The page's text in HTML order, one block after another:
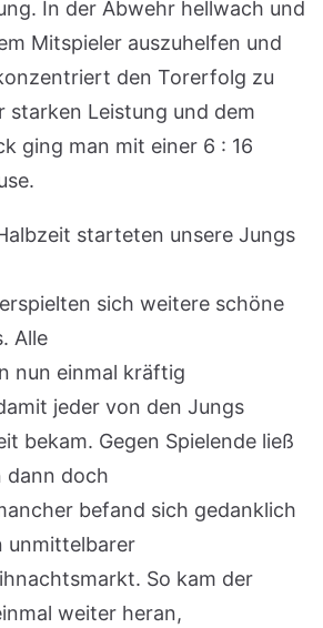
In der Abwehr hellwach und
Mitspieler auszuhelfen und
den Torerfolg zu
starken Leistung und dem
ging man mit einer 6 : 16
starteten unsere Jungs
sich weitere schöne
Alle
nun einmal kräftig
jeder von den Jungs
bekam. Gegen Spielende ließ
dann doch
befand sich gedanklich
unmittelbarer
So kam der
weiter heran,